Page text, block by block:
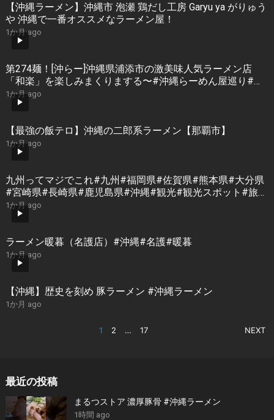
【沖縄ラーメン】沖縄市 泡瀬 鶏だし工房 Garyu ya がりゅう
や 沖縄で一番オススメなラーメン屋！
1か月 ago
第274麺！[沖らー]沖縄県浦添市の激美味人気ラーメン店
「和楽」を楽しみまくりまする〜#沖縄らーめん屋巡り#シ
ョート動画
1か月 ago
【最強の飯テロ】沖縄の二郎系ラーメン【那覇市】
1か月 ago
九州ってマジでこれ#九州#福岡県#佐賀県#熊本県#大分県
#宮崎県#長崎県#鹿児島県#沖縄#観光#観光スポット#旅行
#日常
1か月 ago
ラーメン暖暮（名護店）#沖縄#名護#暖暮
1か月 ago
【沖縄】歴史を刻め 豚ラーメン #沖縄ラーメン
1か月 ago
ペ
ー
ジ
1 2 … 17 NEXT
最近の投稿
まるつストア 濃厚豚骨 #沖縄ラーメン
1時間 ago